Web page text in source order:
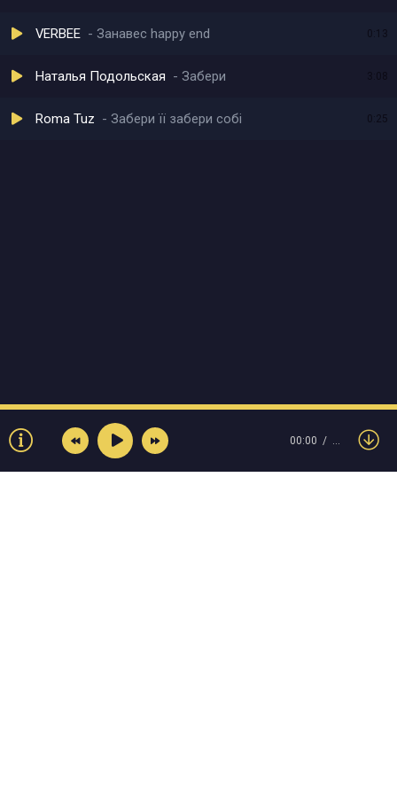
VERBEE Занавес happy end 0:13
Наталья Подольская Забери
Roma Tuz Забери ïï забери собi 0:25
00:00 …